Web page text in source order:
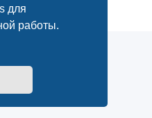
для
работы.
phpBB